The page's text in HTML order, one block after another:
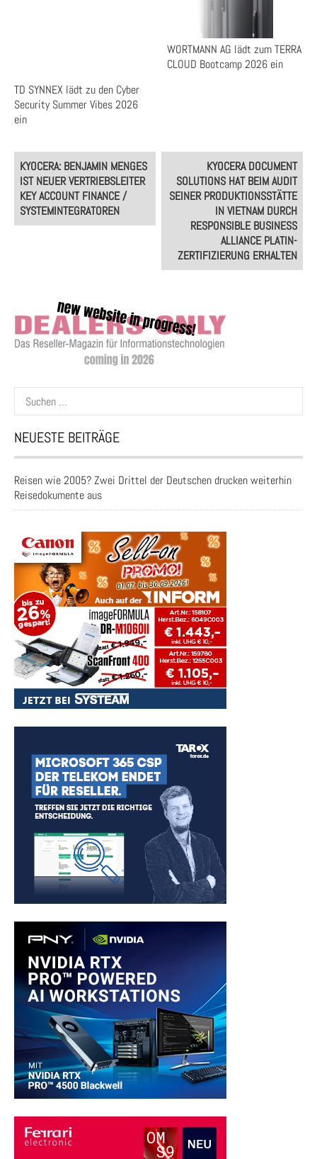
WORTMANN AG lädt zum TERRA
CLOUD Bootcamp 2026 ein
TD SYNNEX lädt zu den Cyber
Security Summer Vibes 2026
ein
Post
navigation
KYOCERA: BENJAMIN MENGES
IST NEUER VERTRIEBSLEITER
KEY ACCOUNT FINANCE /
SYSTEMINTEGRATOREN
KYOCERA DOCUMENT
SOLUTIONS HAT BEIM AUDIT
SEINER PRODUKTIONSSTÄTTE
IN VIETNAM DURCH
RESPONSIBLE BUSINESS
ALLIANCE PLATIN-
ZERTIFIZIERUNG ERHALTEN
Suchen
nach:
NEUESTE BEITRÄGE
Reisen wie 2005? Zwei Drittel der Deutschen drucken weiterhin
Reisedokumente aus